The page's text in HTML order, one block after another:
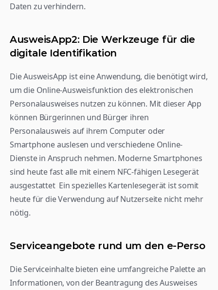
Daten zu verhindern.
AusweisApp2: Die Werkzeuge für die
digitale Identifikation
Die AusweisApp ist eine Anwendung, die benötigt wird,
um die Online-Ausweisfunktion des elektronischen
Personalausweises nutzen zu können. Mit dieser App
können Bürgerinnen und Bürger ihren
Personalausweis auf ihrem Computer oder
Smartphone auslesen und verschiedene Online-
Dienste in Anspruch nehmen. Moderne Smartphones
sind heute fast alle mit einem NFC-fähigen Lesegerät
ausgestattet  Ein spezielles Kartenlesegerät ist somit
heute für die Verwendung auf Nutzerseite nicht mehr
nötig.
Serviceangebote rund um den e-Perso
Die Serviceinhalte bieten eine umfangreiche Palette an
Informationen, von der Beantragung des Ausweises